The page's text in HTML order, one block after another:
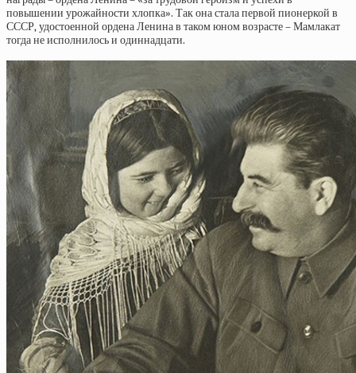
повышении урожайности хлопка». Так она стала первой пионеркой в
СССР, удостоенной ордена Ленина в таком юном возрасте – Мамлакат
тогда не исполнилось и одиннадцати.